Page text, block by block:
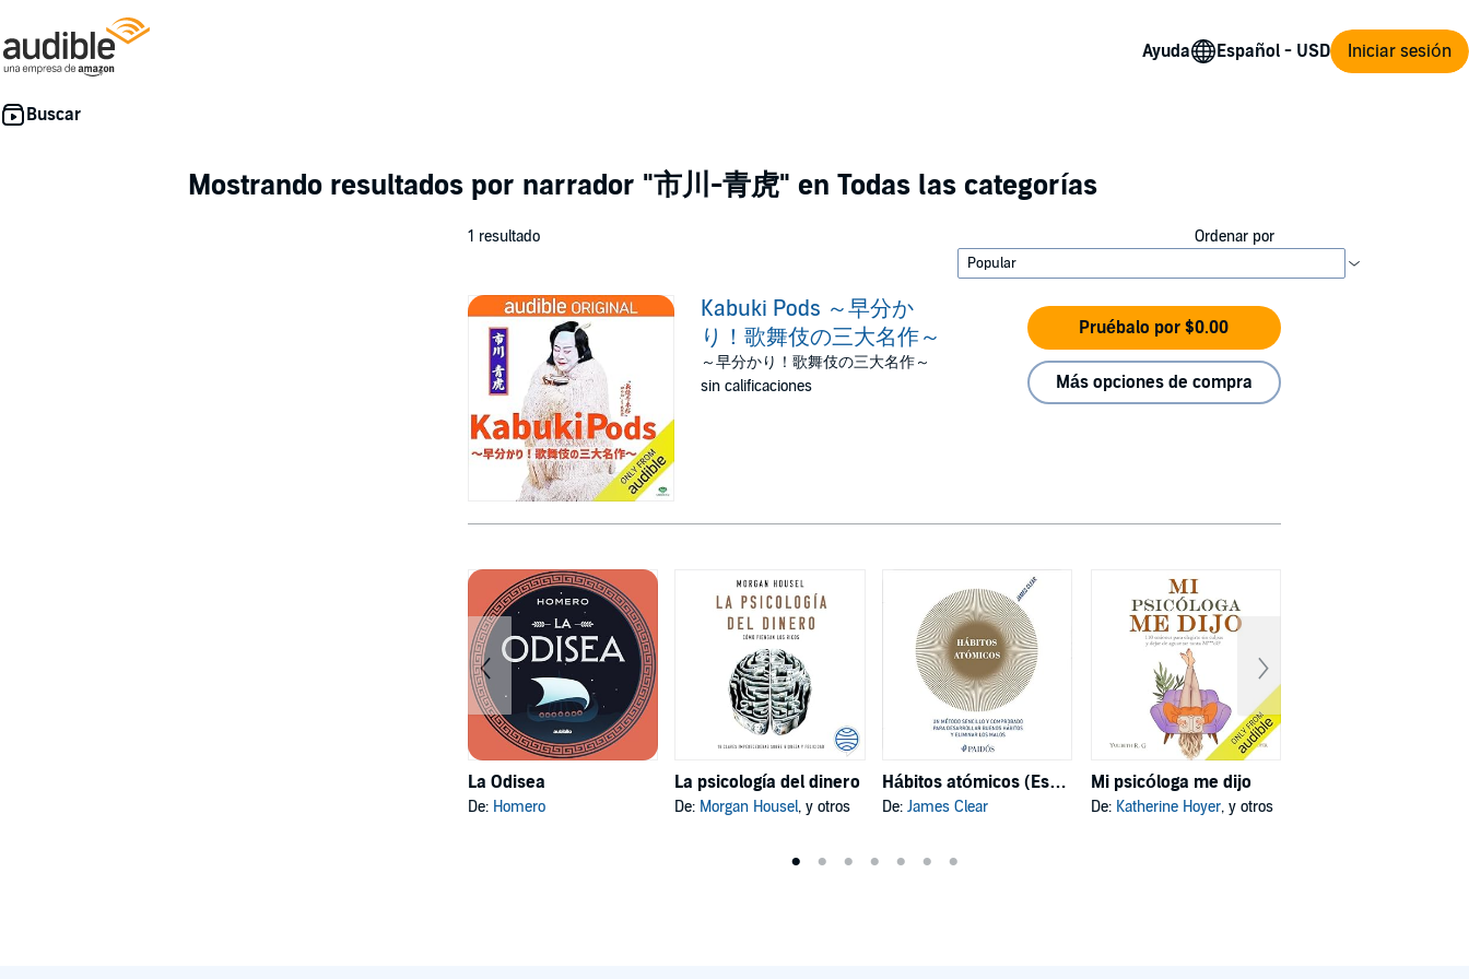
Ayuda Iniciar sesión
Mostrando resultados por narrador "市川-青虎" en Todas las categorías
1 resultado Ordenar por
Kabuki Pods ～早分か
り！歌舞伎の三大名作～
～早分かり！歌舞伎の三大名作～
sin calificaciones
Pruébalo por $0.00
Más opciones de compra
La Odisea
De: Homero
La psicología del dinero
De: Morgan Housel, y otros
Hábitos atómicos (Español neutro)
De: James Clear
Mi psicóloga me dijo
De: Katherine Hoyer, y otros